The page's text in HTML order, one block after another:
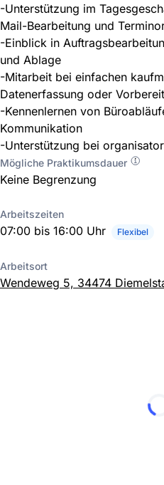
-Unterstützung im
Mail-Bearbeitung und
-Einblick in
und Ablage
-Mitarbeit bei einfachen
Datenerfassung oder
-Kennenlernen von
Kommunikation
-Unterstützung bei
Mögliche Praktikumsdauer
Keine Begrenzung
Arbeitszeiten
07:00 bis 16:00 Uhr Flexibel
Arbeitsort
Wendeweg 5, 34474